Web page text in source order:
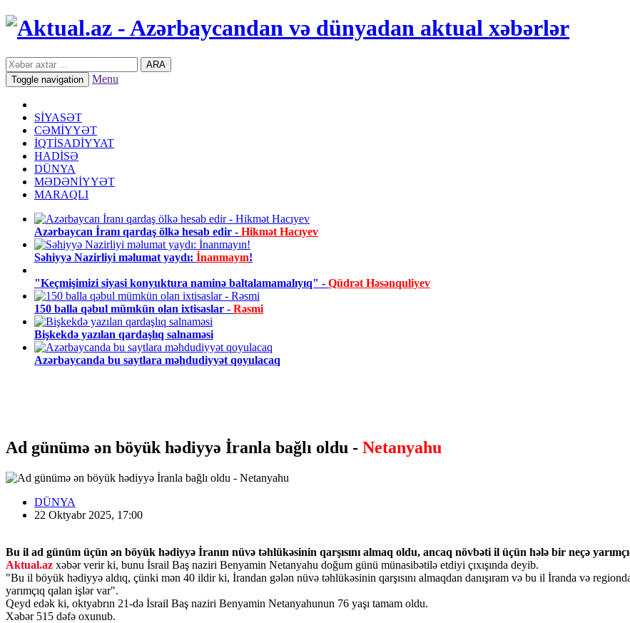
ARA
Toggle navigation
Menu
SİYASƏT
CƏMİYYƏT
İQTİSADİYYAT
HADİSƏ
DÜNYA
MƏDƏNİYYƏT
MARAQLI
Azərbaycan İranı qardaş ölkə hesab edir - Hikmət Hacıyev
Səhiyyə Nazirliyi məlumat yaydı: İnanmayın!
"Keçmişimizi siyasi konyuktura naminə baltalamamalıyıq" - Qüdrət Həsənquliyev
150 balla qəbul mümkün olan ixtisaslar - Rəsmi
Bişkekdə yazılan qardaşlıq salnaməsi
Azərbaycanda bu saytlara məhdudiyyət qoyulacaq
Ad günümə ən böyük hədiyyə İranla bağlı oldu - Netanyahu
DÜNYA
22 Oktyabr 2025, 17:00
Bu il ad günüm üçün ən böyük hədiyyə İranın nüvə təhlükəsinin qarşısını almaq oldu, ancaq növbəti il üçün hələ bir neçə
Aktual.az xəbər verir ki, bunu İsrail Baş naziri Benyamin Netanyahu doğum günü münasibətilə etdiyi çıxışında deyib.
"Bu il böyük hədiyyə aldıq, çünki mən 40 ildir ki, İrandan gələn nüvə təhlükəsinin qarşısını almaqdan danışıram və bu il İranda və
yarımçıq qalan işlər var".
Qeyd edək ki, oktyabrın 21-də İsrail Baş naziri Benyamin Netanyahunun 76 yaşı tamam oldu.
Xəbər 515 dəfə oxunub.